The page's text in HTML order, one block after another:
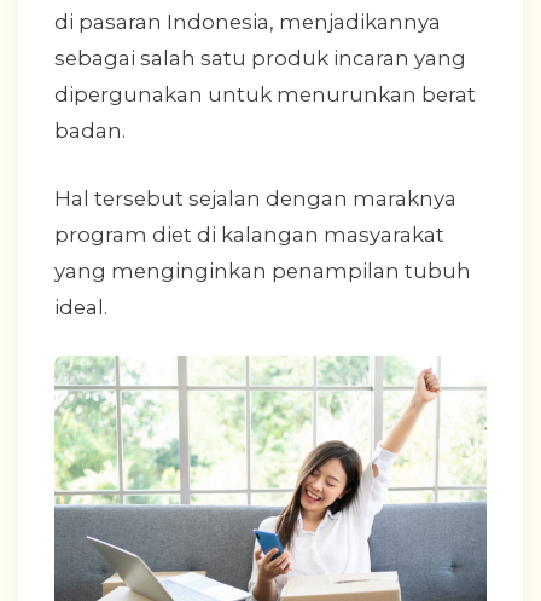
di pasaran Indonesia, menjadikannya
sebagai salah satu produk incaran yang
dipergunakan untuk menurunkan berat
badan.
Hal tersebut sejalan dengan maraknya
program diet di kalangan masyarakat
yang menginginkan penampilan tubuh
ideal.